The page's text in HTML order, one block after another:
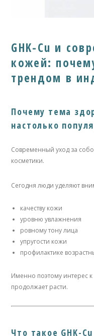
GHK-Cu и
кожей:
трендом в
Почему тема
настолько
Современный уход за
косметики.
Сегодня люди уделяют
качеству кожи
уровню увлажнения
ровному тону лица
упругости кожи
профилактике
Именно поэтому интерес
продолжает расти.
Что такое GHK-Cu